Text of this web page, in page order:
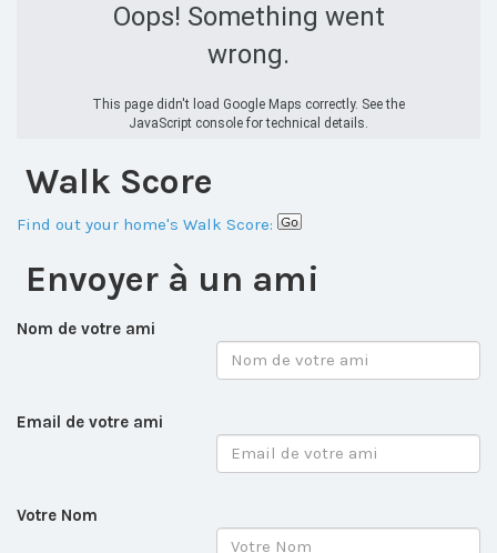
Oops! Something went
wrong.
This page didn't load Google Maps correctly. See the
JavaScript console for technical details.
Walk Score
Find out your home's Walk Score:
Envoyer à un ami
Nom de votre ami
Email de votre ami
Votre Nom